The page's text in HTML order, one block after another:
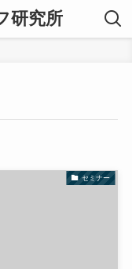
研究所
セミナー